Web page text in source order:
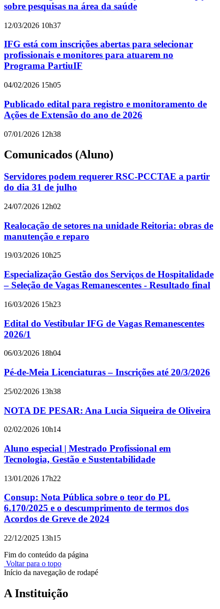
sobre pesquisas na área da saúde
12/03/2026 10h37
IFG está com inscrições abertas para selecionar
profissionais e monitores para atuarem no
Programa PartiuIF
04/02/2026 15h05
Publicado edital para registro e monitoramento de
Ações de Extensão do ano de 2026
07/01/2026 12h38
Comunicados (Aluno)
Servidores podem requerer RSC-PCCTAE a partir
do dia 31 de julho
24/07/2026 12h02
Realocação de setores na unidade Reitoria: obras de
manutenção e reparo
19/03/2026 10h25
Especialização Gestão dos Serviços de Hospitalidade
– Seleção de Vagas Remanescentes - Resultado final
16/03/2026 15h23
Edital do Vestibular IFG de Vagas Remanescentes
2026/1
06/03/2026 18h04
Pé-de-Meia Licenciaturas – Inscrições até 20/3/2026
25/02/2026 13h38
NOTA DE PESAR: Ana Lucia Siqueira de Oliveira
02/02/2026 10h14
Aluno especial | Mestrado Profissional em
Tecnologia, Gestão e Sustentabilidade
13/01/2026 17h22
Consup: Nota Pública sobre o teor do PL
6.170/2025 e o descumprimento de termos dos
Acordos de Greve de 2024
22/12/2025 13h15
Fim do conteúdo da página
Voltar para o topo
Início da navegação de rodapé
A Instituição